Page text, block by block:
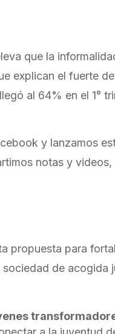
que la
explican el fuerte
al 64% en el 1°
y lanzamos
notas y
propuesta para
de acogida